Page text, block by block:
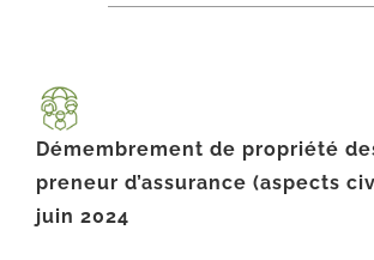
Démembrement de propriété
preneur d’assurance (aspects
juin 2024